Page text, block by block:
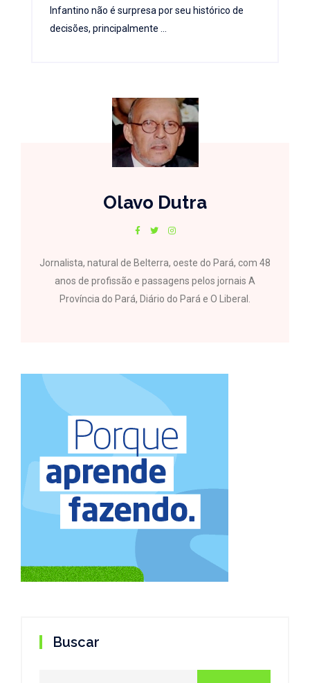
Infantino não é surpresa por seu histórico de
decisões, principalmente ...
Olavo Dutra
Jornalista, natural de Belterra, oeste do Pará, com 48
anos de profissão e passagens pelos jornais A
Província do Pará, Diário do Pará e O Liberal.
Buscar